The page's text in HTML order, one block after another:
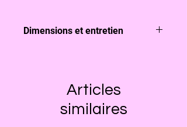
Dimensions et entretien
donc parfaitement pour un livre
Lavable en machine à 30°C.
Articles
similaires